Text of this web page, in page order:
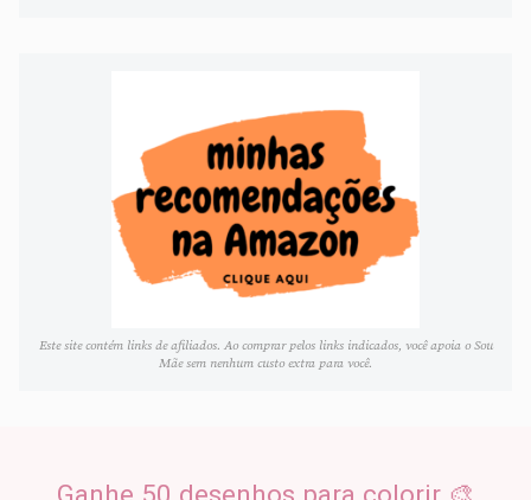
Este site contém links de afiliados. Ao comprar pelos links indicados, você apoia o Sou
Mãe sem nenhum custo extra para você.